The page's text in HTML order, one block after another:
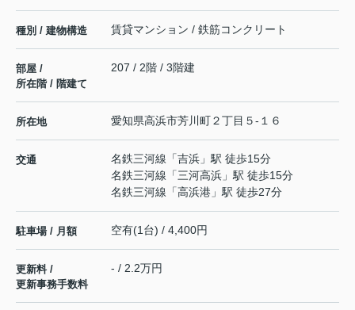
種別 / 建物構造 賃貸マンション / 鉄筋コンクリート
部屋 /
所在階 / 階建て
207 / 2階 / 3階建
所在地 愛知県高浜市芳川町２丁目５-１６
交通 名鉄三河線 「吉浜 」駅 徒歩15分
名鉄三河線 「三河高浜 」駅 徒歩15分
名鉄三河線 「高浜港 」駅 徒歩27分
駐車場 / 月額 空有(1台) / 4,400円
更新料 /
更新事務手数料
- / 2.2万円